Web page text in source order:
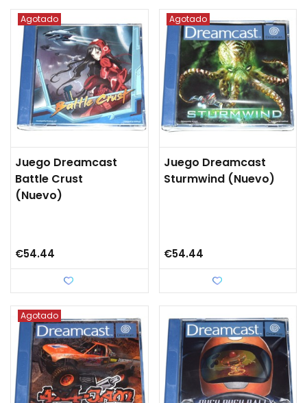
Agotado
Juego Dreamcast
Battle Crust
(nuevo)
€54.44
Agotado
Juego Dreamcast
Sturmwind (nuevo)
€54.44
Agotado